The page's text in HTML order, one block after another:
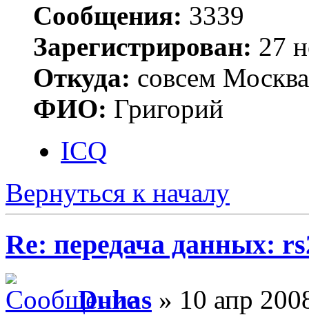
Сообщения: 3339
Зарегистрирован: 27
Откуда: совсем Москва
ФИО: Григорий
ICQ
Вернуться к началу
Re: передача данных:
Duhas » 10 апр